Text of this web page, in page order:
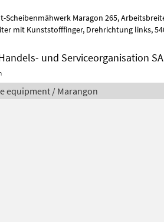
und Serviceorganisation SA
equipment / Marangon